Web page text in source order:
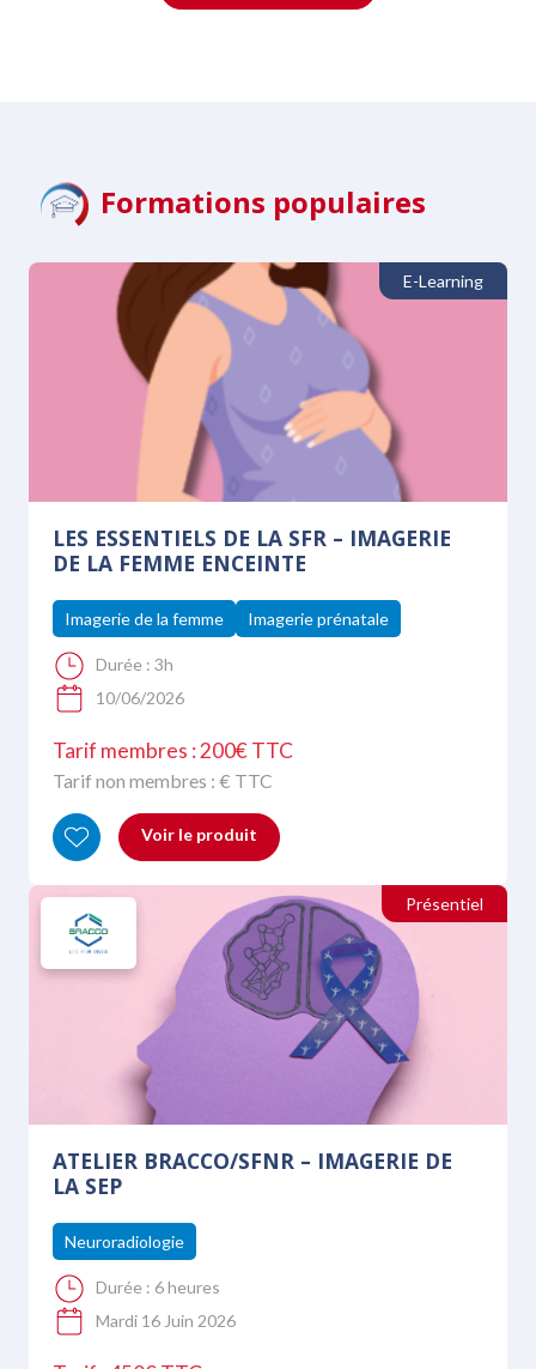
Formations populaires
E-Learning
LES ESSENTIELS DE LA SFR – IMAGERIE
DE LA FEMME ENCEINTE
Imagerie de la femme Imagerie prénatale
Durée : 3h
10/06/2026
Tarif membres : 200€ TTC
Tarif non membres : € TTC
Voir le produit
Présentiel
ATELIER BRACCO/SFNR – IMAGERIE DE
LA SEP
Neuroradiologie
Durée : 6 heures
Mardi 16 Juin 2026